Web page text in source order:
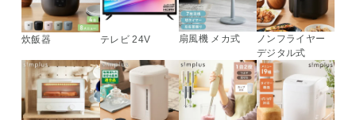
炊飯器 テレビ 24V 扇風機 メカ式
ノンフライヤー
デジタル式